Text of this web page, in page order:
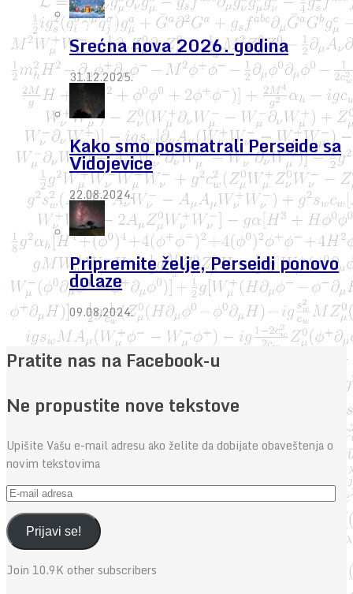
Srećna nova 2026. godina
31.12.2025.
Kako smo posmatrali Perseide sa
Vidojevice
22.08.2024.
Pripremite želje, Perseidi ponovo
dolaze
09.08.2024.
Pratite nas na Facebook-u
Ne propustite nove tekstove
Upišite Vašu e-mail adresu ako želite da dobijate obaveštenja o
novim tekstovima
E-
mail
adresaPrijavi se!
Join 10.9K other subscribers